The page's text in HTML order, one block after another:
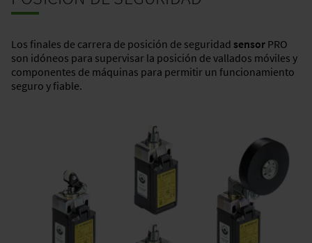
Los finales de carrera de posición de seguridad sensor PRO
son idóneos para supervisar la posición de vallados móviles y
componentes de máquinas para permitir un funcionamiento
seguro y fiable.